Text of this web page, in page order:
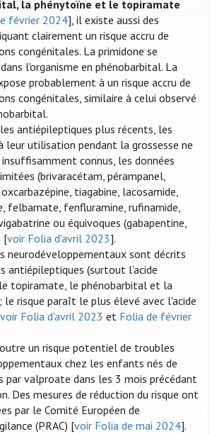
la phénytoïne et le topiramate
février 2024], il existe aussi des
clairement un risque accru de
congénitales. La primidone se
l'organisme en phénobarbital. La
probablement à un risque accru de
congénitales, similaire à celui observé
antiépileptiques plus récents, les
leur utilisation pendant la grossesse ne
connus, les données
(brivaracétam, pérampanel,
tiagabine, lacosamide,
felbamate, fenfluramine, rufinamide,
ou équivoques (gabapentine,
[voir Folia d'avril 2023].
neurodéveloppementaux sont décrits
antiépileptiques (surtout l'acide
topiramate, le phénobarbital et la
le risque paraît le plus élevé avec l'acide
voir Folia d'avril 2023 et Folia de février
un risque potentiel de troubles
chez les enfants nés de
par valproate dans les 3 mois précédant
Des mesures de réduction du risque ont
par le Comité Européen de
(PRAC) [voir Folia de mai 2024].